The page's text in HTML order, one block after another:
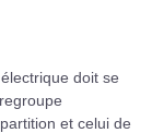
doit se
et celui de